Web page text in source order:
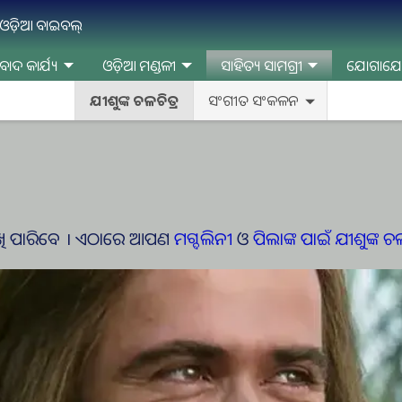
ଓଡ଼ିଆ ବାଇବଲ୍
କାର୍ଯ୍ୟ ଓଡ଼ିଆ ମଣ୍ଡଳୀ
ସାହିତ୍ୟ ସାମଗ୍ରୀ
ଯୀଶୁଙ୍କ ଚଳଚିତ୍ର
ସଂଗୀତ ସଂକଳନ
ପାରିବେ । ଏଠାରେ ଆପଣ ମଗ୍ଦଲିନୀ ଓପିଲାଙ୍କ ପାଇଁ ଯୀଶୁଙ୍କ